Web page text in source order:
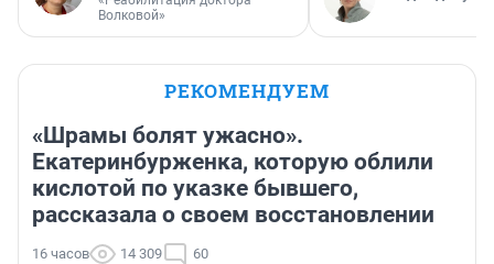
Волковой»
РЕКОМЕНДУЕМ
«Шрамы болят ужасно».
Екатеринбурженка, которую облили
кислотой по указке бывшего,
рассказала о своем восстановлении
16 часов 14 309 60